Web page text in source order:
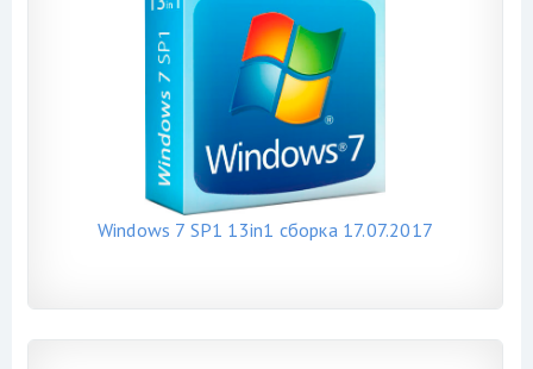
Windows 7 SP1 13in1 сборка 17.07.2017